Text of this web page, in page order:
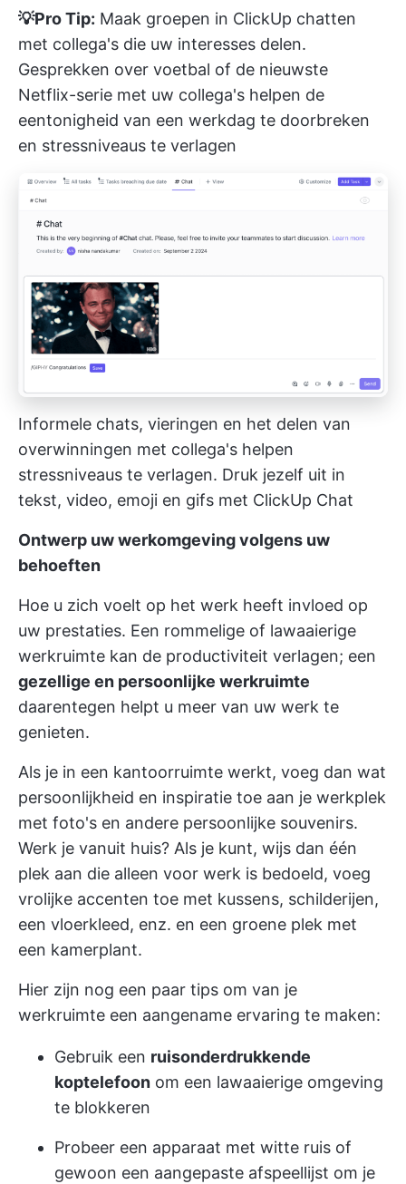
💡Pro Tip: Maak groepen in ClickUp chatten
met collega's die uw interesses delen.
Gesprekken over voetbal of de nieuwste
Netflix-serie met uw collega's helpen de
eentonigheid van een werkdag te doorbreken
en stressniveaus te verlagen
Informele chats, vieringen en het delen van
overwinningen met collega's helpen
stressniveaus te verlagen. Druk jezelf uit in
tekst, video, emoji en gifs met ClickUp Chat
Ontwerp uw werkomgeving volgens uw
behoeften
Hoe u zich voelt op het werk heeft invloed op
uw prestaties. Een rommelige of lawaaierige
werkruimte kan de productiviteit verlagen; een
gezellige en persoonlijke werkruimte
daarentegen helpt u meer van uw werk te
genieten.
Als je in een kantoorruimte werkt, voeg dan wat
persoonlijkheid en inspiratie toe aan je werkplek
met foto's en andere persoonlijke souvenirs.
Werk je vanuit huis? Als je kunt, wijs dan één
plek aan die alleen voor werk is bedoeld, voeg
vrolijke accenten toe met kussens, schilderijen,
een vloerkleed, enz. en een groene plek met
een kamerplant.
Hier zijn nog een paar tips om van je
werkruimte een aangename ervaring te maken:
Gebruik een ruisonderdrukkende
koptelefoon om een lawaaierige omgeving
te blokkeren
Probeer een apparaat met witte ruis of
gewoon een aangepaste afspeellijst om je